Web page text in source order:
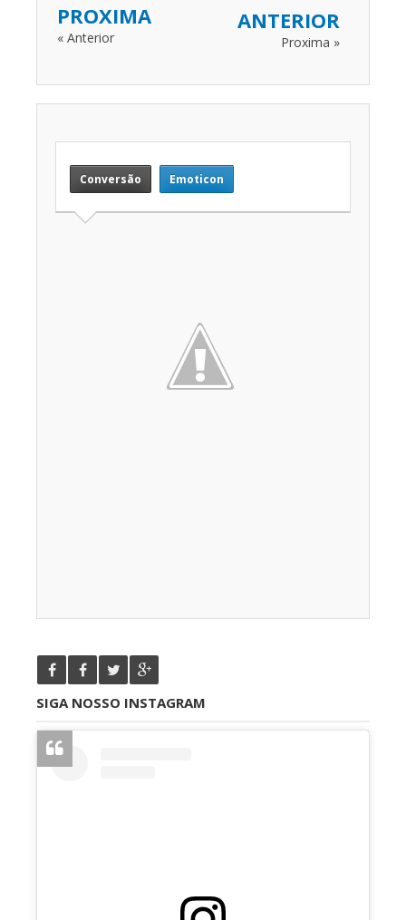
PROXIMA
« Anterior
ANTERIOR
Proxima »
Conversão Emoticon
SIGA NOSSO INSTAGRAM